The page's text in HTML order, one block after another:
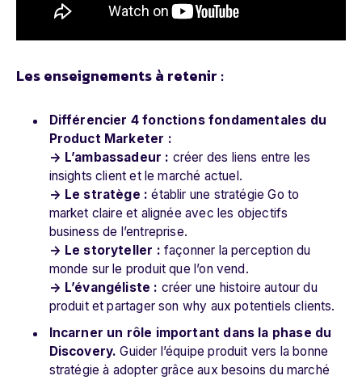
Les enseignements à retenir :
Différencier 4 fonctions fondamentales du
Product Marketer :
→ L’ambassadeur : créer des liens entre les
insights client et le marché actuel.
→ Le stratège : établir une stratégie Go to
market claire et alignée avec les objectifs
business de l’entreprise.
→ Le storyteller : façonner la perception du
monde sur le produit que l’on vend.
→ L’évangéliste : créer une histoire autour du
produit et partager son why aux potentiels clients.
Incarner un rôle important dans la phase du
Discovery. Guider l’équipe produit vers la bonne
stratégie à adopter grâce aux besoins du marché